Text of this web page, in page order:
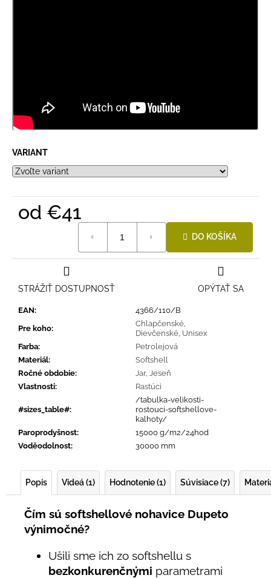
VARIANT
od €41
DO KOŠÍKA
EAN:
4366/110/B
Pre koho:
Chlapčenské
Dievčenské Unisex
Farba:
Petrolejová
Materiál:
Softshell
Ročné obdobie: Jar, Jeseň
Vlastnosti: Rastúci
#sizes_table#:
/tabulka-velikosti-
rostouci-softshellove-
kalhoty/
Paroprodyšnost:
15000 g/m2/24hod
Voděodolnost: 30000 mm
OPÝTAŤ SA
STRÁŽIŤ DOSTUPNOSŤ
Popis Videá (1) Hodnotenie (1) Súvisiace (7)
Čím sú softshellové nohavice Dupeto
výnimočné?
Ušili sme ich zo softshellu s
bezkonkurenčnými parametrami